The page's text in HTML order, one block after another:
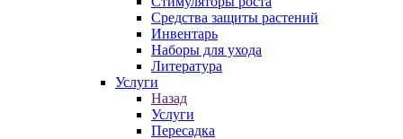
Средства защиты растений
Инвентарь
Наборы для ухода
Литература
Услуги
Назад
Услуги
Пересадка